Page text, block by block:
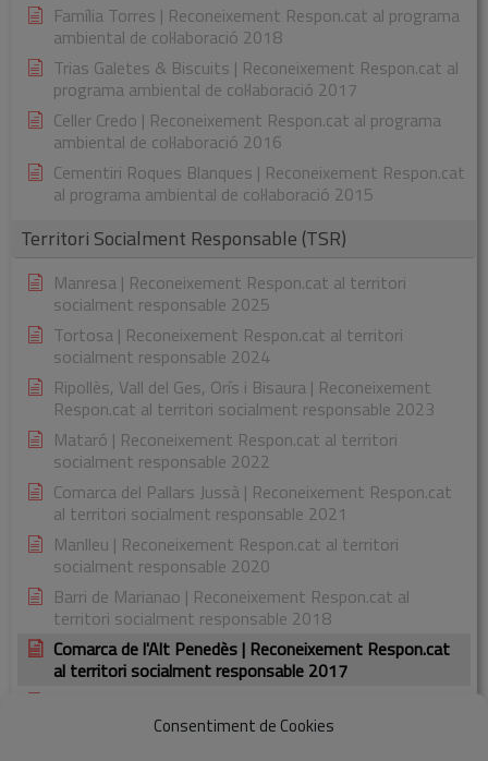
Consentiment de Cookies
Família Torres | Reconeixement Respon.cat al programa
ambiental de col·laboració 2018
Trias Galetes & Biscuits | Reconeixement Respon.cat al
programa ambiental de col·laboració 2017
Celler Credo | Reconeixement Respon.cat al programa
ambiental de col·laboració 2016
Cementiri Roques Blanques | Reconeixement Respon.cat
al programa ambiental de col·laboració 2015
Territori Socialment Responsable (TSR)
Manresa | Reconeixement Respon.cat al territori
socialment responsable 2025
Tortosa | Reconeixement Respon.cat al territori
socialment responsable 2024
Ripollès, Vall del Ges, Orís i Bisaura | Reconeixement
Respon.cat al territori socialment responsable 2023
Mataró | Reconeixement Respon.cat al territori
socialment responsable 2022
Comarca del Pallars Jussà | Reconeixement Respon.cat
al territori socialment responsable 2021
Manlleu | Reconeixement Respon.cat al territori
socialment responsable 2020
Barri de Marianao | Reconeixement Respon.cat al
territori socialment responsable 2018
Comarca de l'Alt Penedès | Reconeixement Respon.cat
al territori socialment responsable 2017
territori socialment responsable 2015